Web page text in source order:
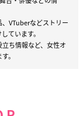
VTuberなどストリー
ています。
ち情報など、女性オ
。